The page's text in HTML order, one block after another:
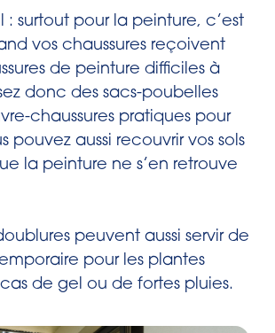
: surtout pour la peinture, c’est
vos chaussures reçoivent
de peinture difficiles à
donc des sacs-poubelles
chaussures pratiques pour
pouvez aussi recouvrir vos sols
la peinture ne s’en retrouve
peuvent aussi servir de
pour les plantes
de gel ou de fortes pluies.